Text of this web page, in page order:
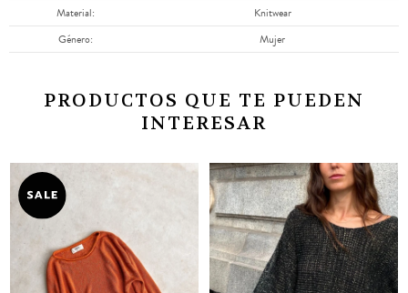
Material
Knitwear
Género
Mujer
PRODUCTOS QUE TE PUEDEN
INTERESAR